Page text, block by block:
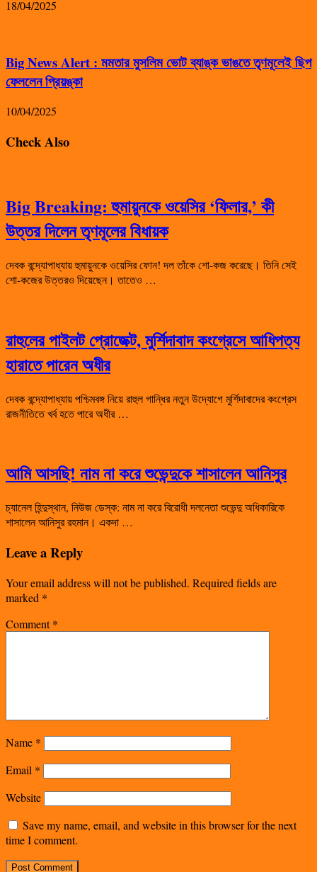
18/04/2025
Big News Alert : মমতার মুসলিম ভোট ব্যাঙ্ক ভাঙতে তৃণমূলেই ছিপ
ফেললেন প্রিয়ঙ্কা
10/04/2025
Check Also
Big Breaking: হুমায়ুনকে ওয়েসির ‘ফিলার,’ কী
উত্তর দিলেন তৃণমূলের বিধায়ক
দেবক বন্দ্যোপাধ্যায় হুমায়ুনকে ওয়েসির ফোন! দল তাঁকে শো-কজ করেছে। তিনি সেই
শো-কজের উত্তরও দিয়েছেন। তাতেও …
রাহুলের পাইলট প্রোজেক্ট, মুর্শিদাবাদ কংগ্রেসে আধিপত্য
হারাতে পারেন অধীর
দেবক বন্দ্যোপাধ্যায় পশ্চিমবঙ্গ নিয়ে রাহুল গান্ধির নতুন উদ্যোগে মুর্শিদাবাদের কংগ্রেস
রাজনীতিতে খর্ব হতে পারে অধীর …
আমি আসছি! নাম না করে শুভেন্দুকে শাসালেন আনিসুর
চ্যানেল হিন্দুস্থান, নিউজ ডেস্ক: নাম না করে বিরোধী দলনেতা শুভেন্দু অধিকারিকে
শাসালেন আনিসুর রহমান। একদা …
Leave a Reply
Your email address will not be published. Required fields are
marked *
Comment*
Name *
Email *
Website
Save my name, email, and website in this browser for the next
time I comment.